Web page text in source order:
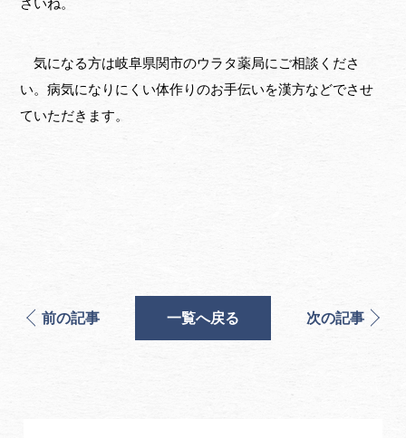
さいね。
気になる方は岐阜県関市のウラタ薬局にご相談くださ
い。病気になりにくい体作りのお手伝いを漢方などでさせ
ていただきます。
前の記事 一覧へ戻る 次の記事